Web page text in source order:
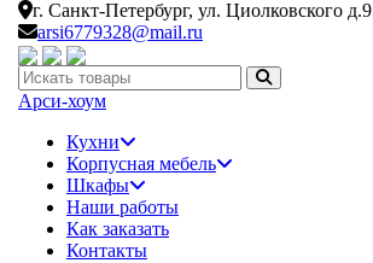
г. Санкт-Петербург, ул. Циолковского д.9
arsi6779328@mail.ru
Искать:
Арси-хоум
Кухни
Корпусная мебель
Шкафы
Наши работы
Как заказать
Контакты